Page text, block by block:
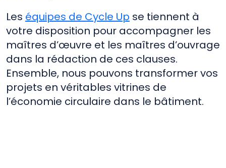
Les équipes de Cycle Up se tiennent à
votre disposition pour accompagner les
maîtres d’œuvre et les maîtres d’ouvrage
dans la rédaction de ces clauses.
Ensemble, nous pouvons transformer vos
projets en véritables vitrines de
l’économie circulaire dans le bâtiment.